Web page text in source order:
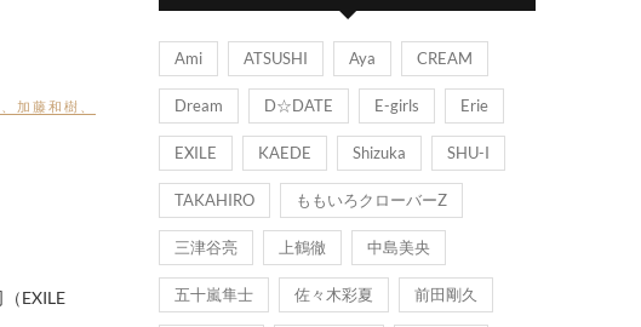
加藤和樹
Ami ATSUSHI Aya CREAM
Dream D☆DATE E-girls Erie
EXILE KAEDE Shizuka SHU-I
TAKAHIRO ももいろクローバーZ
三津谷亮 上鶴徹 中島美央
五十嵐隼士 佐々木彩夏 前田剛久